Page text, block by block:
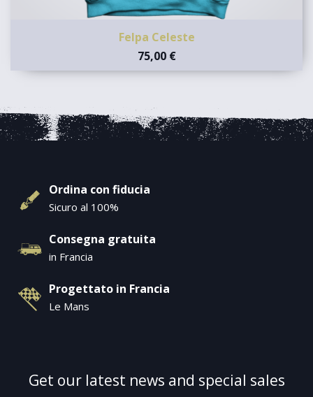
Felpa Celeste
75,00 €
Ordina con fiducia
Sicuro al 100%
Consegna gratuita
in Francia
Progettato in Francia
Le Mans
Get our latest news and special sales